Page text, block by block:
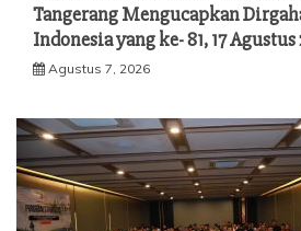
Tangerang Mengucapkan
Indonesia yang ke- 81, 17 Agustus
Agustus 7, 2026